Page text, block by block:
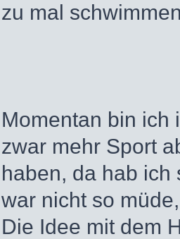
zu mal
Momentan bin ich
zwar mehr Sport
haben, da hab ich
war nicht so
Die Idee mit dem